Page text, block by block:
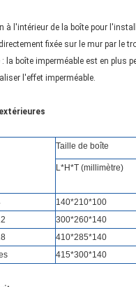
à l'intérieur de la boîte pour
fixée sur le mur par le
boîte imperméable est en plus
l'effet imperméable.
Taille de boîte
L*H*T (millimètre)
140*210*100
300*260*140
410*285*140
415*300*140